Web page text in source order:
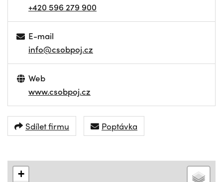
+420 596 279 900
E-mail
info@csobpoj.cz
Web
www.csobpoj.cz
Sdílet firmu Poptávka
+